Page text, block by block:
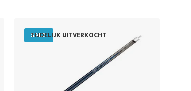
SALE
TIJDELIJK UITVERKOCHT